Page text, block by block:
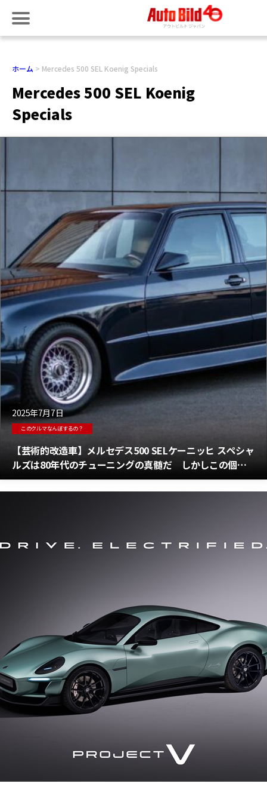
ホーム Mercedes 500 SEL Koenig Specials
Mercedes 500 SEL Koenig
Specials
2025年7月7日
このクルマなんぼするの？
【芸術的改造車】メルセデス500 SELケーニッヒ スペシャ
ルズは80年代のチューニングの真髄だ しかしこの個体
は本当に掘り出し物だろうか？